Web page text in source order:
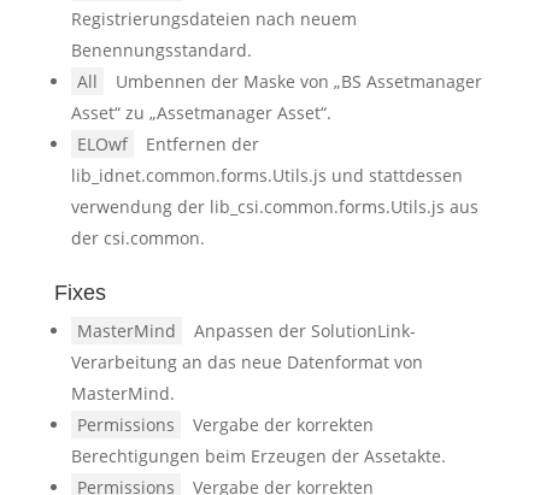
Registrierungsdateien nach neuem
Benennungsstandard.
All
Umbennen der Maske von „BS Assetmanager
Asset“ zu „Assetmanager Asset“.
ELOwf
Entfernen der
lib_idnet.common.forms.Utils.js und stattdessen
verwendung der lib_csi.common.forms.Utils.js aus
der csi.common.
Fixes
MasterMind
Anpassen der SolutionLink-
Verarbeitung an das neue Datenformat von
MasterMind.
Permissions
Vergabe der korrekten
Berechtigungen beim Erzeugen der Assetakte.
Permissions
Vergabe der korrekten